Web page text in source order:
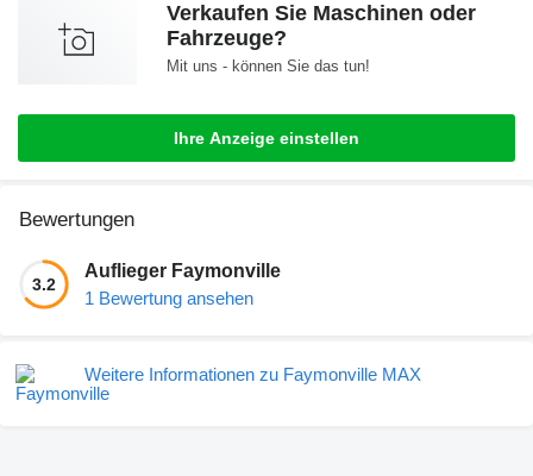
Verkaufen Sie Maschinen oder
Fahrzeuge?
Mit uns - können Sie das tun!
Ihre Anzeige einstellen
Bewertungen
3.2
Auflieger Faymonville
1 Bewertung ansehen
Weitere Informationen zu Faymonville MAX